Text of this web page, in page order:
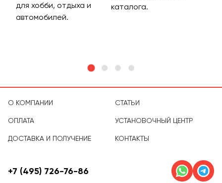
для хобби, отдыха и
автомобилей.
каталога.
О КОМПАНИИ
ОПЛАТА
ДОСТАВКА И ПОЛУЧЕНИЕ
СТАТЬИ
УСТАНОВОЧНЫЙ ЦЕНТР
КОНТАКТЫ
+7 (495) 726-76-86